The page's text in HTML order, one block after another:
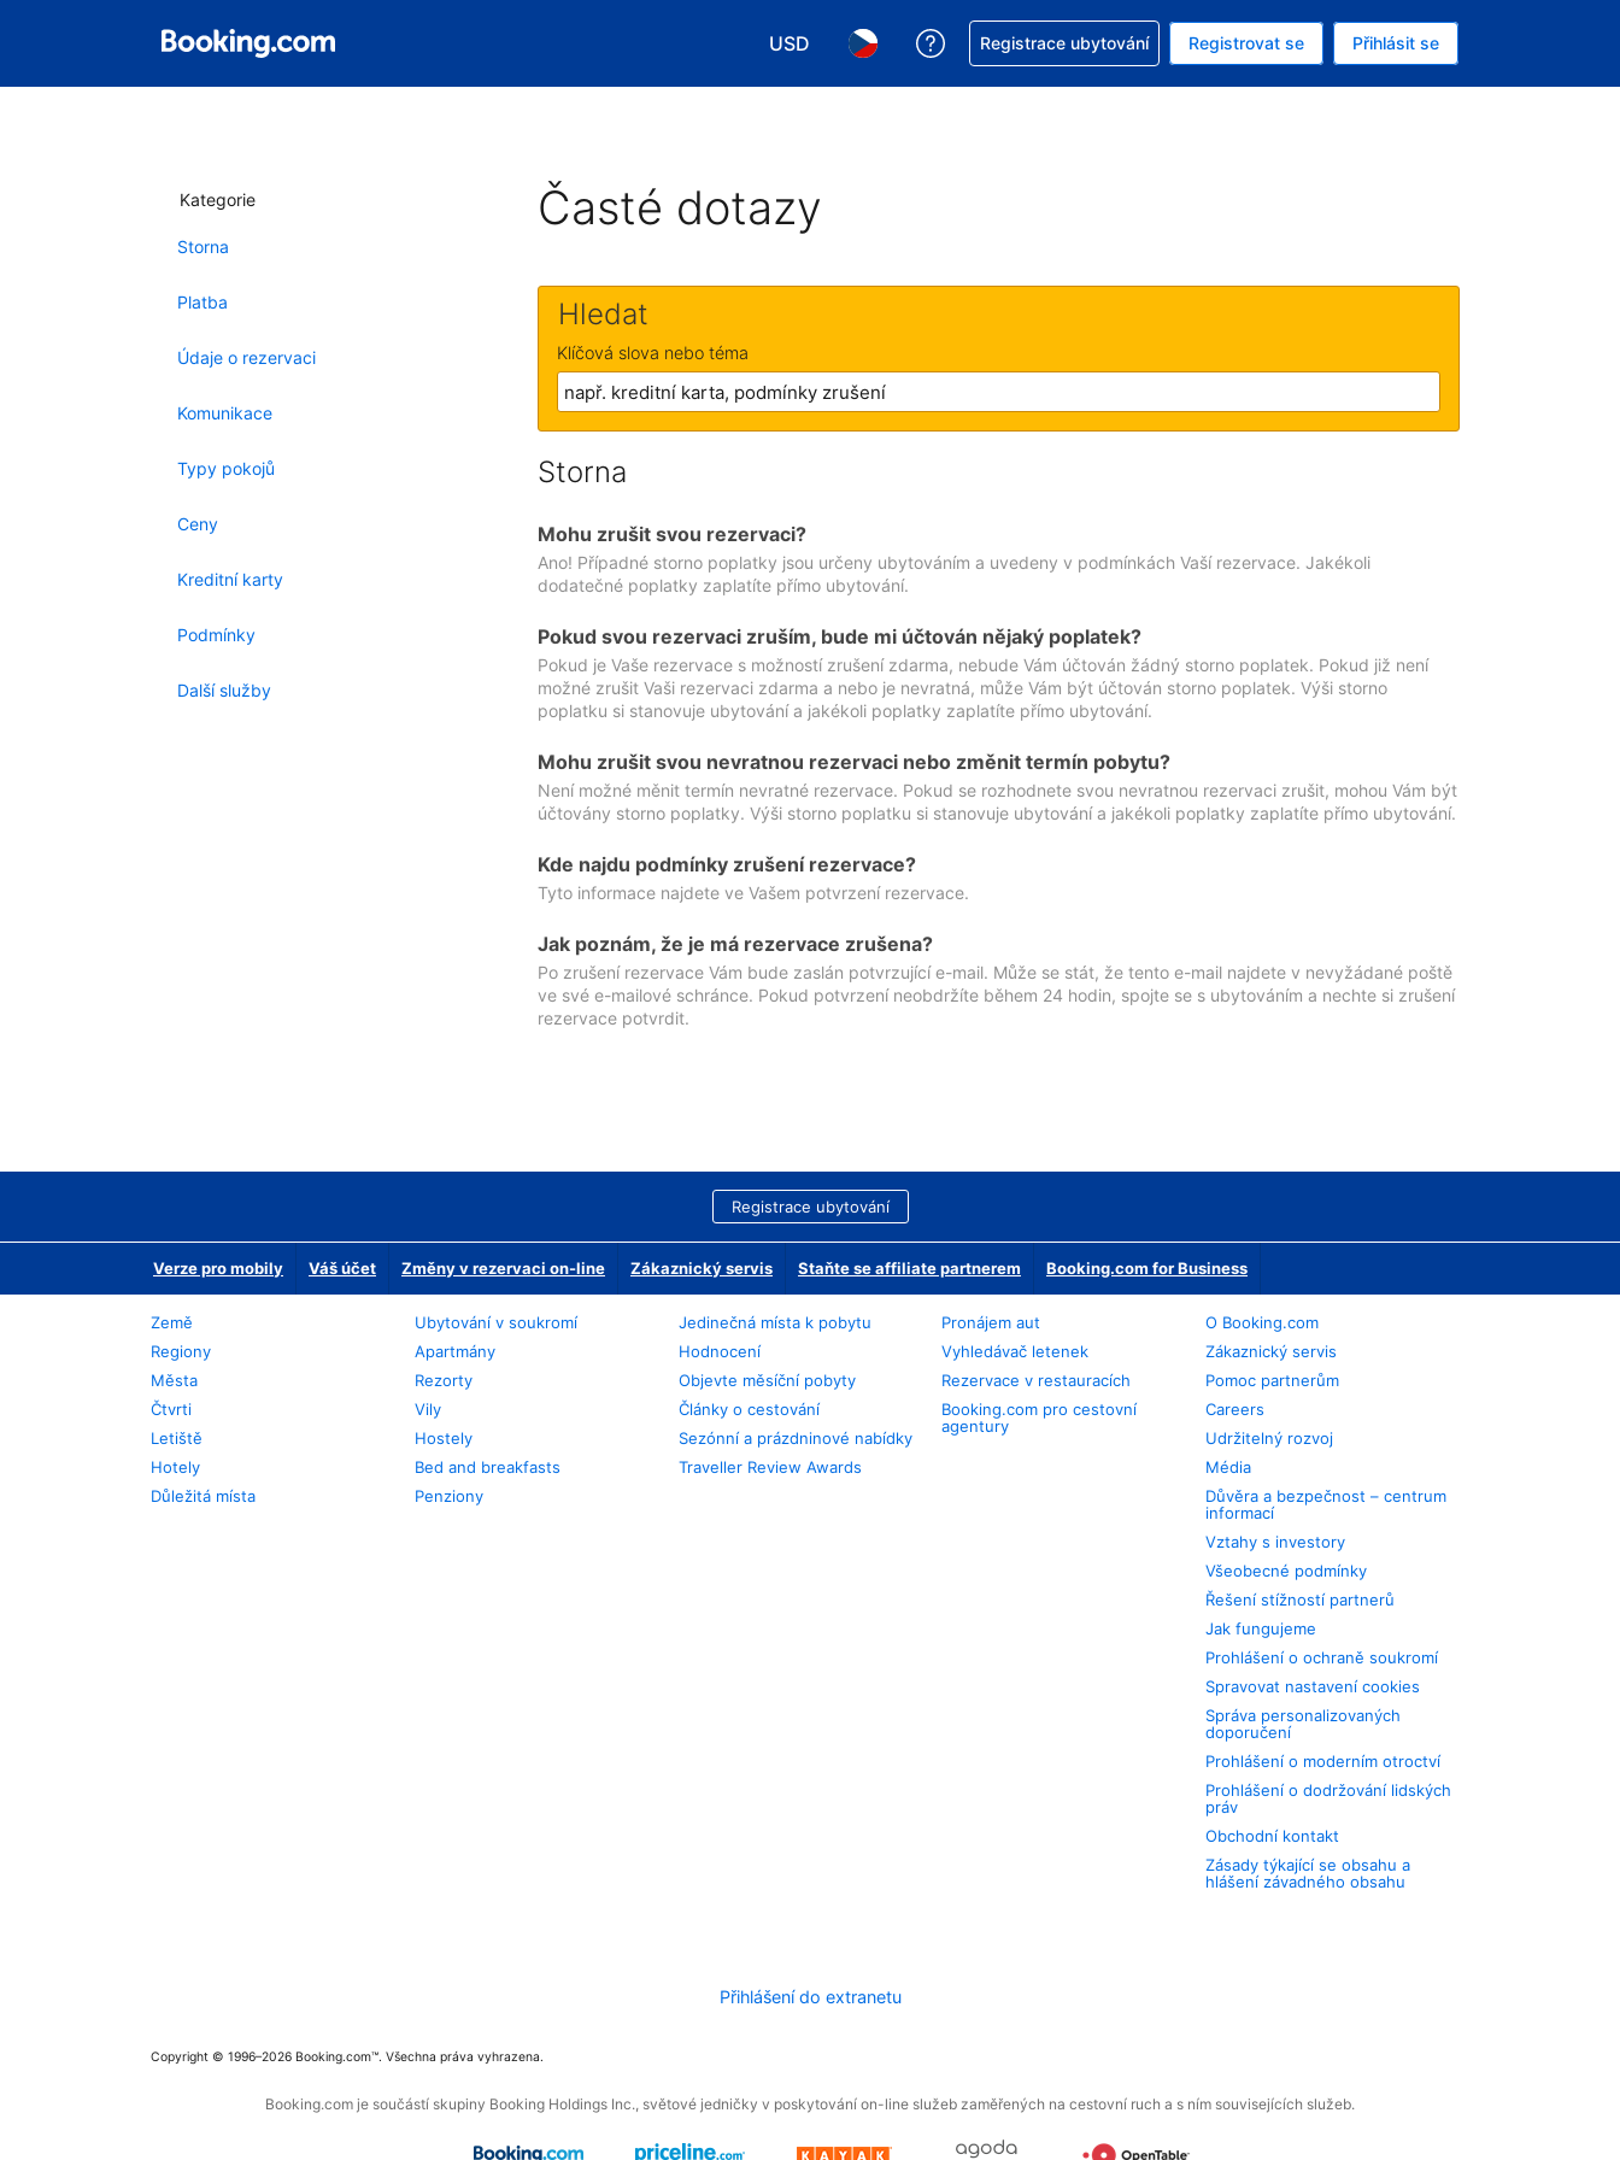
USD
Vyberte si měnu. Aktuálně zvolená měna: Americký dolar
Vyberte si jazyk. Aktuálně zvolený jazyk: V češtině
Asistence s rezervací
Registrace ubytování Registrovat se Přihlásit se
Kategorie
Storna
Platba
Údaje o rezervaci
Komunikace
Typy pokojů
Ceny
Kreditní karty
Podmínky
Další služby
Časté dotazy
Hledat
Klíčová slova nebo téma
Storna
Mohu zrušit svou rezervaci?
Ano! Případné storno poplatky jsou určeny ubytováním a uvedeny v podmínkách Vaší rezervace. Jakékoli
dodatečné poplatky zaplatíte přímo ubytování.
Pokud svou rezervaci zruším, bude mi účtován nějaký poplatek?
Pokud je Vaše rezervace s možností zrušení zdarma, nebude Vám účtován žádný storno poplatek. Pokud již není
možné zrušit Vaši rezervaci zdarma a nebo je nevratná, může Vám být účtován storno poplatek. Výši storno
poplatku si stanovuje ubytování a jakékoli poplatky zaplatíte přímo ubytování.
Mohu zrušit svou nevratnou rezervaci nebo změnit termín pobytu?
Není možné měnit termín nevratné rezervace. Pokud se rozhodnete svou nevratnou rezervaci zrušit, mohou Vám být
účtovány storno poplatky. Výši storno poplatku si stanovuje ubytování a jakékoli poplatky zaplatíte přímo ubytování.
Kde najdu podmínky zrušení rezervace?
Tyto informace najdete ve Vašem potvrzení rezervace.
Jak poznám, že je má rezervace zrušena?
Po zrušení rezervace Vám bude zaslán potvrzující e-mail. Může se stát, že tento e-mail najdete v nevyžádané poště
ve své e-mailové schránce. Pokud potvrzení neobdržíte během 24 hodin, spojte se s ubytováním a nechte si zrušení
rezervace potvrdit.
Registrace ubytování
Verze pro mobily Váš účet Změny v rezervaci on-line Zákaznický servis Staňte se affiliate partnerem Booking.com for Business
Země
Regiony
Města
Čtvrti
Letiště
Hotely
Důležitá místa
Ubytování v soukromí
Apartmány
Rezorty
Vily
Hostely
Bed and breakfasts
Penziony
Jedinečná místa k pobytu
Hodnocení
Objevte měsíční pobyty
Články o cestování
Sezónní a prázdninové nabídky
Traveller Review Awards
Pronájem aut
Vyhledávač letenek
Rezervace v restauracích
Booking.com pro cestovní
agentury
O Booking.com
Zákaznický servis
Pomoc partnerům
Careers
Udržitelný rozvoj
Média
Důvěra a bezpečnost – centrum
informací
Vztahy s investory
Všeobecné podmínky
Řešení stížností partnerů
Jak fungujeme
Prohlášení o ochraně soukromí
Spravovat nastavení cookies
Správa personalizovaných
doporučení
Prohlášení o moderním otroctví
Prohlášení o dodržování lidských
práv
Obchodní kontakt
Zásady týkající se obsahu a
hlášení závadného obsahu
Přihlášení do extranetu
Copyright © 1996–2026 Booking.com™. Všechna práva vyhrazena.
Booking.com je součástí skupiny Booking Holdings Inc., světové jedničky v poskytování on-line služeb zaměřených na cestovní ruch a s ním souvisejících služeb.